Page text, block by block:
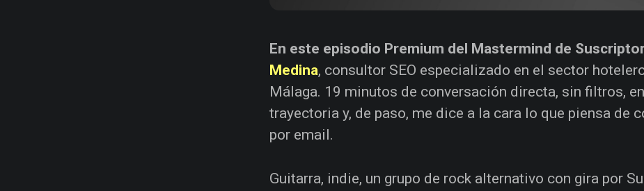
En este episodio Premium del Mastermind de
Medina, consultor SEO especializado en el sector
Málaga. 19 minutos de conversación directa, sin filtros,
trayectoria y, de paso, me dice a la cara lo que piensa de
por email.
Guitarra, indie, un grupo de rock alternativo con gira por